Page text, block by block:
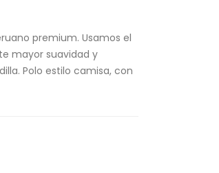
premium. Usamos el
mayor suavidad y
Polo estilo camisa, con